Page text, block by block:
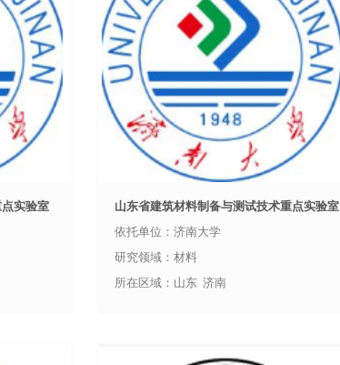
实验室
山东省建筑材料制备与测试技术重点实验室
依托单位：济南大学
研究领域：材料
所在区域：山东 济南